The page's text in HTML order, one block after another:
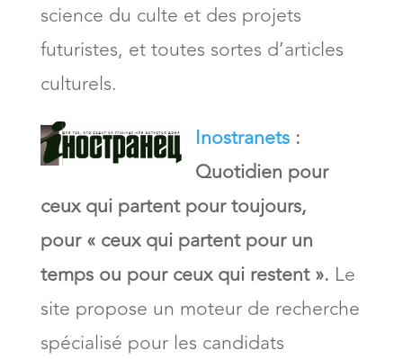
science du culte et des projets
futuristes, et toutes sortes d’articles
culturels.
Inostranets:
Quotidien pour
ceux qui partent pour toujours,
pour « ceux qui partent pour un
temps ou pour ceux qui restent ». Le
site propose un moteur de recherche
spécialisé pour les candidats